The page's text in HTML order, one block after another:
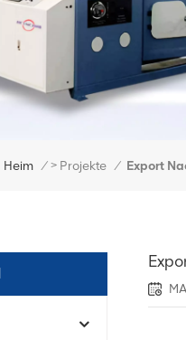
Heim / > Projekte / Export